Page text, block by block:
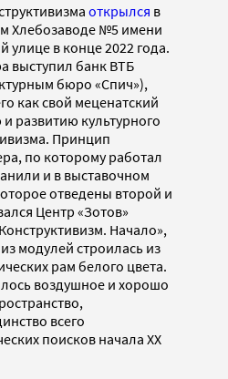
открылся в
Хлебозаводе №5 имени
улице в конце 2022 года.
выступил банк ВТБ
бюро «Спич»),
как свой меценатский
развитию культурного
Принцип
по которому работал
и в выставочном
отведены второй и
Центр «Зотов»
Начало»,
модулей строилась из
рам белого цвета.
воздушное и хорошо
всего
поисков начала ХХ